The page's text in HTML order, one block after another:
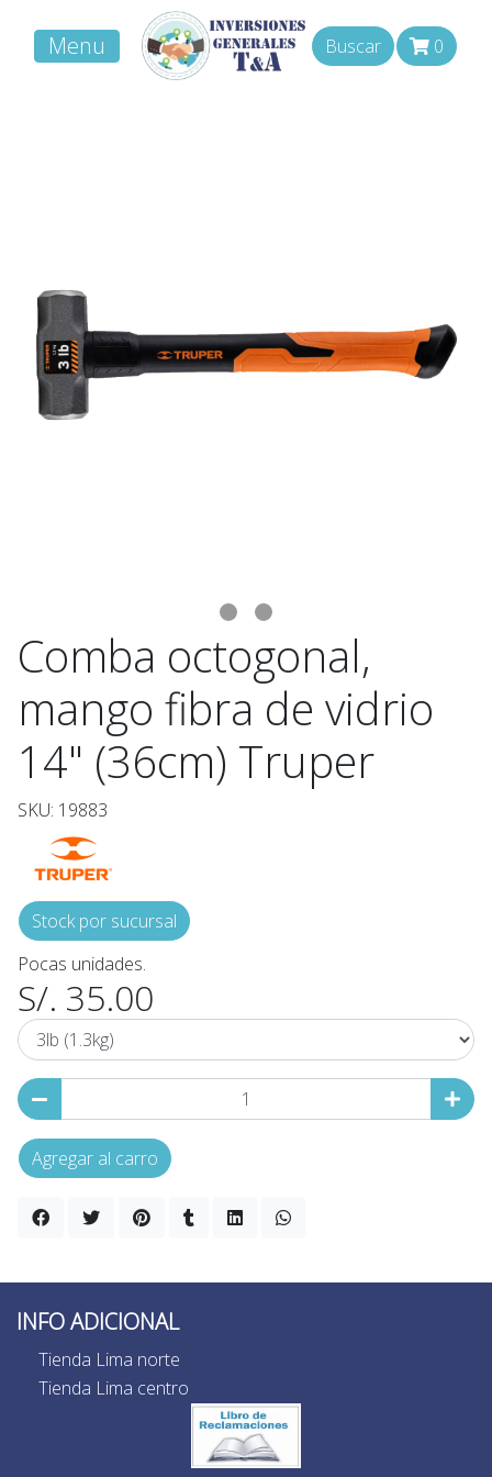
Menu Buscar 0
Comba octogonal,
mango fibra de vidrio
14" (36cm) Truper
SKU: 19883
Stock por sucursal
Pocas unidades.
S/. 35.00
Agregar al carro
INFO ADICIONAL
Tienda Lima norte
Tienda Lima centro